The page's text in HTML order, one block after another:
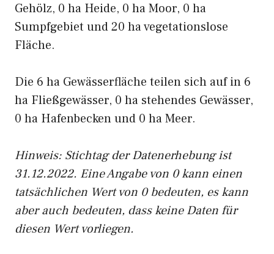
Gehölz, 0 ha Heide, 0 ha Moor, 0 ha
Sumpfgebiet und 20 ha vegetationslose
Fläche.
Die 6 ha Gewässerfläche teilen sich auf in 6
ha Fließgewässer, 0 ha stehendes Gewässer,
0 ha Hafenbecken und 0 ha Meer.
Hinweis: Stichtag der Datenerhebung ist
31.12.2022. Eine Angabe von 0 kann einen
tatsächlichen Wert von 0 bedeuten, es kann
aber auch bedeuten, dass keine Daten für
diesen Wert vorliegen.